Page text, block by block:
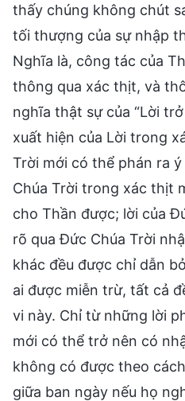
thấy chúng không chút
tối thượng của sự nhập
Nghĩa là, công tác của
thông qua xác thịt, và
nghĩa thật sự của “Lời
xuất hiện của Lời trong
Trời mới có thể phán ra
Chúa Trời trong xác thịt
cho Thần được; lời của
rõ qua Đức Chúa Trời
khác đều được chỉ dẫn
ai được miễn trừ, tất cả
vi này. Chỉ từ những lời
mới có thể trở nên có
không có được theo
giữa ban ngày nếu họ